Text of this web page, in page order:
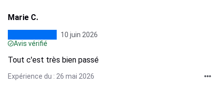
Marie C.
10 juin 2026
Avis vérifié
Tout c'est très bien passé
Expérience du : 26 mai 2026